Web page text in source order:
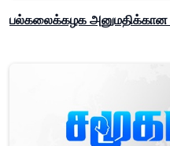
பல்கலைக்கழக அனுமதிக்கான